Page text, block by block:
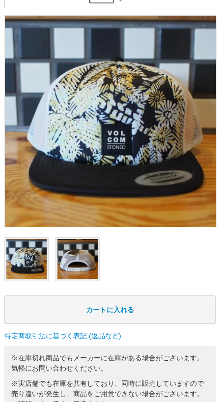
特定商取引法に基づく表記 (返品など)
※在庫切れ商品でもメーカーに在庫がある場合がございます。
気軽にお問い合わせください。
※実店舗でも在庫を共有しており、同時に販売していますので
売り違いが発生し、商品をご用意できない場合がございます。